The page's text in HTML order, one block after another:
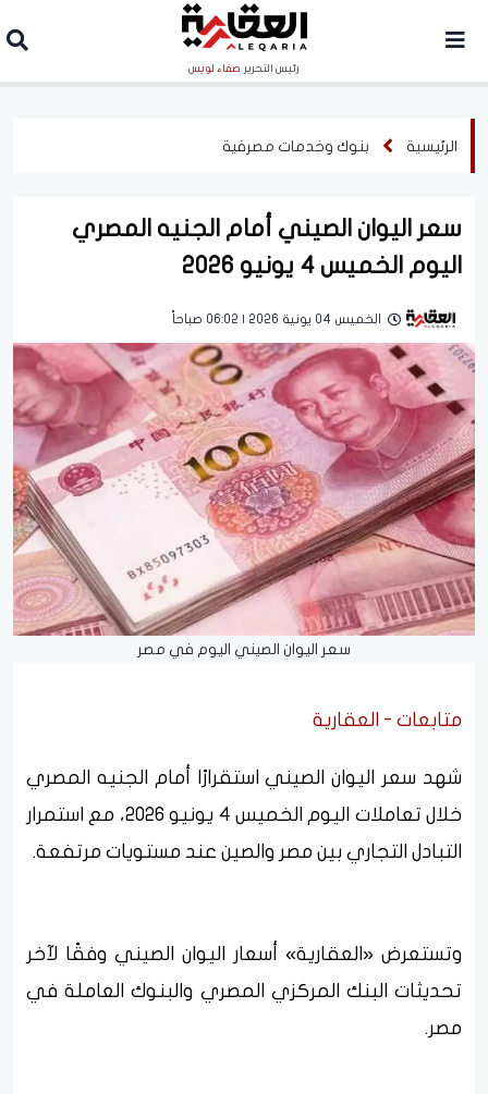
رئيس التحرير صفاء لويس
الرئيسية بنوك وخدمات مصرفية
سعر اليوان الصيني أمام الجنيه المصري
اليوم الخميس 4 يونيو 2026
الخميس 04 يونية 2026 | 06:02 صباحاً
سعر اليوان الصيني اليوم في مصر
متابعات - العقارية
شهد سعر اليوان الصيني استقرارًا أمام الجنيه المصري
خلال تعاملات اليوم الخميس 4 يونيو 2026، مع استمرار
التبادل التجاري بين مصر والصين عند مستويات مرتفعة.
وتستعرض «العقارية» أسعار اليوان الصيني وفقًا لآخر
تحديثات البنك المركزي المصري والبنوك العاملة في
مصر.